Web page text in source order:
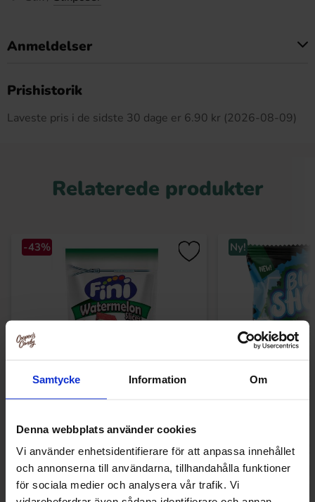
Samtycke Information Om
Denna webbplats använder cookies
Vi använder enhetsidentifierare för att anpassa innehållet
och annonserna till användarna, tillhandahålla funktioner
för sociala medier och analysera vår trafik. Vi
Anmeldelser
Prishistorik
Laveste pris i de sidste 30 dage er 6.90 kr (2026-08-09)
Relaterede produkter
-43%
04-30)
34.90 kr 20 kr
Køb
Ny!